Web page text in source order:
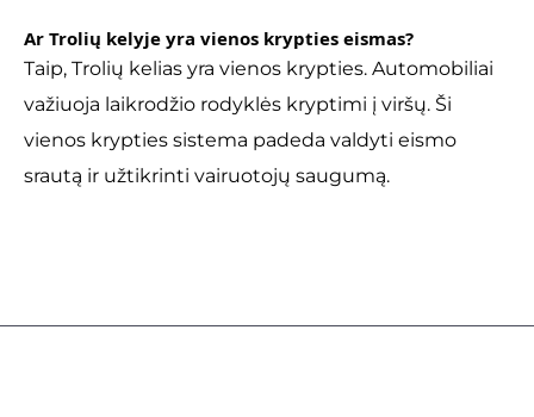
Ar Trolių kelyje yra vienos krypties eismas?
Taip, Trolių kelias yra vienos krypties. Automobiliai
važiuoja laikrodžio rodyklės kryptimi į viršų. Ši
vienos krypties sistema padeda valdyti eismo
srautą ir užtikrinti vairuotojų saugumą.